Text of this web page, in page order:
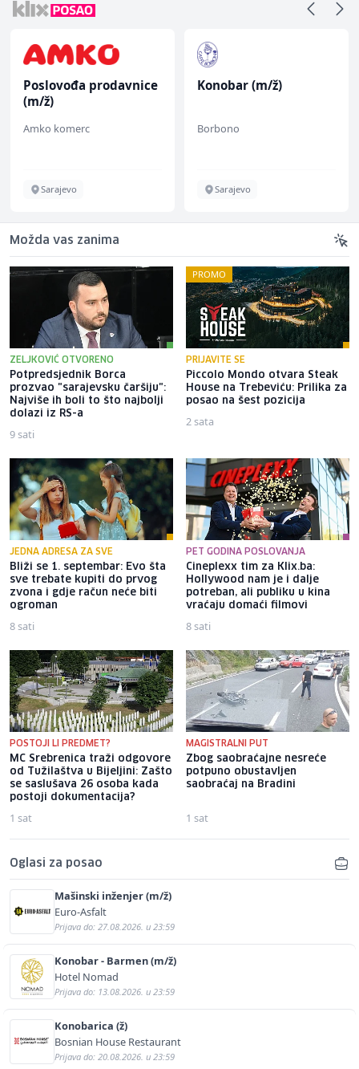
Poslovođa prodavnice
(m/ž)
Amko komerc
Sarajevo
Konobar (m/ž)
Borbono
Sarajevo
Možda vas zanima
ZELJKOVIĆ OTVORENO
Potpredsjednik Borca
prozvao "sarajevsku čaršiju":
Najviše ih boli to što najbolji
dolazi iz RS-a
9 sati
PROMO
PRIJAVITE SE
Piccolo Mondo otvara Steak
House na Trebeviću: Prilika za
posao na šest pozicija
2 sata
JEDNA ADRESA ZA SVE
Bliži se 1. septembar: Evo šta
sve trebate kupiti do prvog
zvona i gdje račun neće biti
ogroman
8 sati
PET GODINA POSLOVANJA
Cineplexx tim za Klix.ba:
Hollywood nam je i dalje
potreban, ali publiku u kina
vraćaju domaći filmovi
8 sati
POSTOJI LI PREDMET?
MC Srebrenica traži odgovore
od Tužilaštva u Bijeljini: Zašto
se saslušava 26 osoba kada
postoji dokumentacija?
1 sat
MAGISTRALNI PUT
Zbog saobraćajne nesreće
potpuno obustavljen
saobraćaj na Bradini
1 sat
Oglasi za posao
Mašinski inženjer (m/ž)
Euro-Asfalt
Prijava do: 27.08.2026. u 23:59
Konobar - Barmen (m/ž)
Hotel Nomad
Prijava do: 13.08.2026. u 23:59
Konobarica (ž)
Bosnian House Restaurant
Prijava do: 20.08.2026. u 23:59